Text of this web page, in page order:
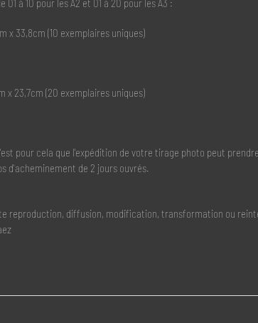
à 10 pour les A2 et 01 à 20 pour les A3 :
x 33,8cm (10 exemplaires uniques)
x 23,7cm (20 exemplaires uniques)
pour cela que l'expédition de votre tirage photo peut
d'acheminement de 2 jours ouvrés.
reproduction, diffusion, modification, transformation ou